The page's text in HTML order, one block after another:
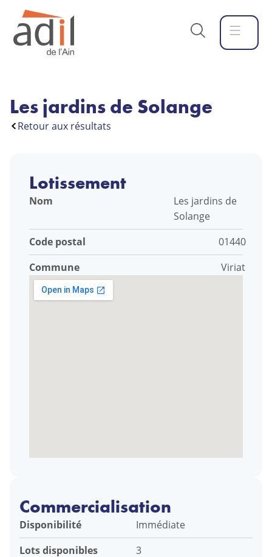
Les jardins de Solange
Retour aux résultats
Lotissement
Nom
Les jardins de
Solange
Code postal
01440
Commune
Viriat
Commercialisation
Disponibilité
Immédiate
Lots disponibles
3